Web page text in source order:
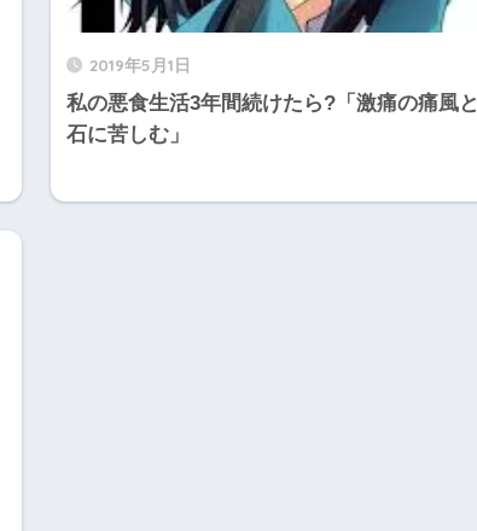
2019年5月1日
私の悪食生活3年間続けたら?「激痛の痛風と
石に苦しむ」